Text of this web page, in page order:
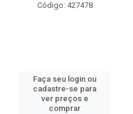
Código: 427478
Faça seu login ou
cadastre-se para
ver preços e
comprar